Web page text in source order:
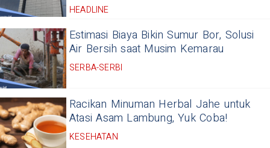
HEADLINE
Estimasi Biaya Bikin Sumur Bor, Solusi
Air Bersih saat Musim Kemarau
SERBA-SERBI
Racikan Minuman Herbal Jahe untuk
Atasi Asam Lambung, Yuk Coba!
KESEHATAN